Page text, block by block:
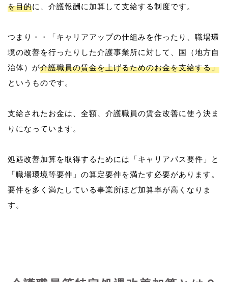
を目的に、介護報酬に加算して支給する制度です。
つまり・・「キャリアアップの仕組みを作ったり、職場環
境の改善を行ったりした介護事業所に対して、国（地方自
治体）が介護職員の賃金を上げるためのお金を支給する」
というものです。
支給されたお金は、全額、介護職員の賃金改善に使う決ま
りになっています。
処遇改善加算を取得するためには「キャリアパス要件」と
「職場環境等要件」の算定要件を満たす必要があります。
要件を多く満たしている事業所ほど加算率が高くなりま
す。